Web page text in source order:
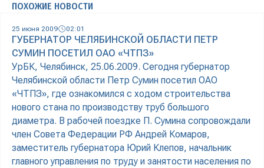
ПОХОЖИЕ НОВОСТИ
25 июня 2009 02:01
ГУБЕРНАТОР ЧЕЛЯБИНСКОЙ ОБЛАСТИ ПЕТР
СУМИН ПОСЕТИЛ ОАО «ЧТПЗ»
УрБК, Челябинск, 25.06.2009. Сегодня губернатор
Челябинской области Петр Сумин посетил ОАО
«ЧТПЗ», где ознакомился с ходом строительства
нового стана по производству труб большого
диаметра. В рабочей поездке П. Сумина сопровождали
член Совета Федерации РФ Андрей Комаров,
заместитель губернатора Юрий Клепов, начальник
главного управления по труду и занятости населения по